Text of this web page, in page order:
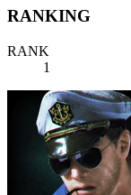
RANKING
RANK
1